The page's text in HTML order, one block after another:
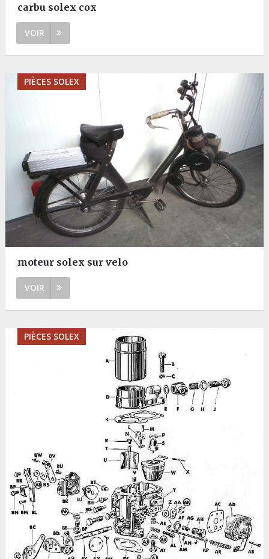
carbu solex cox
VOIR
PIÈCES SOLEX
moteur solex sur velo
VOIR
PIÈCES SOLEX